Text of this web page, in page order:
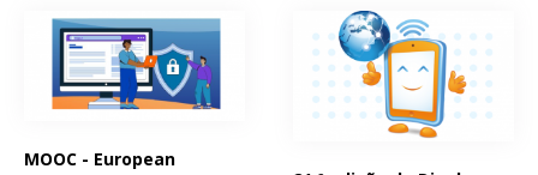
MOOC - European